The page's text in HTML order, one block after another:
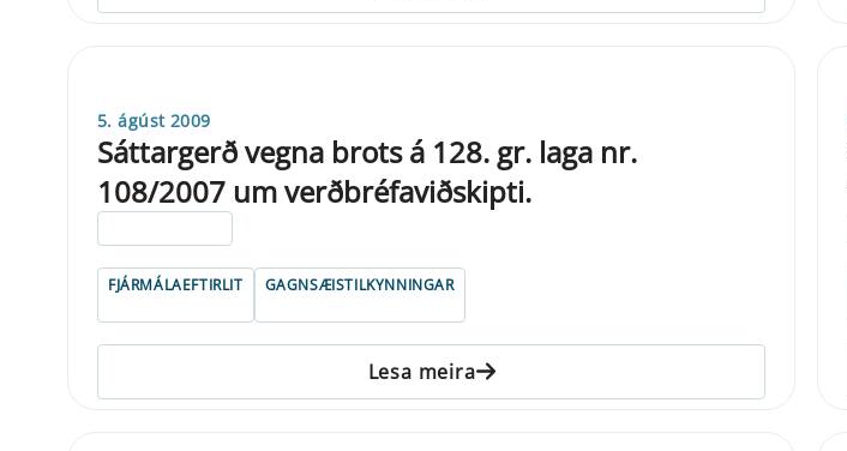
5. ágúst 2009
Sáttargerð vegna brots á 128. gr. laga nr.
108/2007 um verðbréfaviðskipti.
FJÁRMÁLAEFTIRLIT GAGNSÆISTILKYNNINGAR
Lesa meira